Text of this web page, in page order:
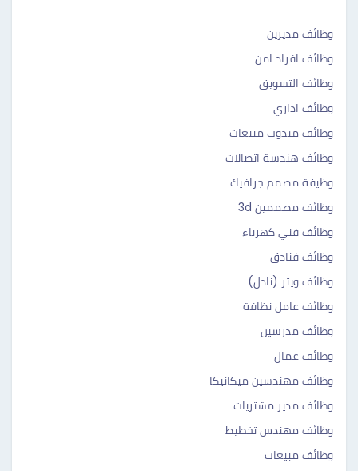
وظائف مديرين
وظائف افراد امن
وظائف التسويق
وظائف اداري
وظائف مندوب مبيعات
وظائف هندسة اتصالات
وظيفة مصمم جرافيك
وظائف مصممين 3d
وظائف فني كهرباء
وظائف فنادق
وظائف ويتر (نادل)
وظائف عامل نظافة
وظائف مدرسين
وظائف عمال
وظائف مهندسين ميكانيكا
وظائف مدير مشتريات
وظائف مهندس تخطيط
وظائف مبيعات